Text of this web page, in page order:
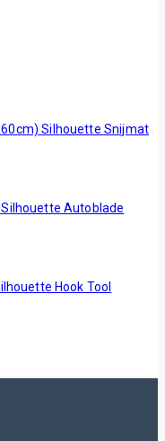
Silhouette Snijmat
Silhouette Autoblade
Hook Tool